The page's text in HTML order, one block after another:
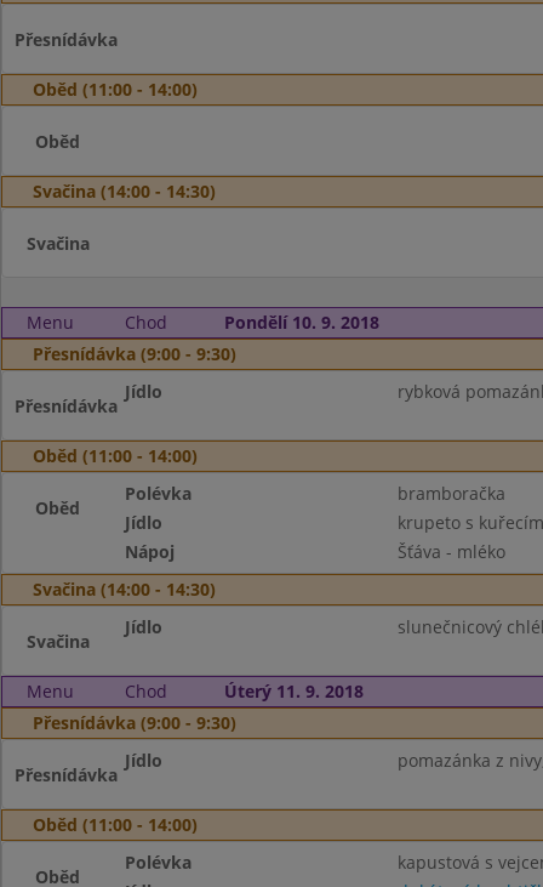
Přesnídávka
Oběd (11:00 - 14:00)
Oběd
Svačina (14:00 - 14:30)
Svačina
Menu Chod
Pondělí 10. 9. 2018
Přesnídávka (9:00 - 9:30)
Přesnídávka
Jídlo rybková
Oběd (11:00 - 14:00)
Oběd
Polévka
bramboračka
Jídlo
krupeto s
Nápoj
Šťáva - mléko
Svačina (14:00 - 14:30)
Svačina
Jídlo slunečnicový
Menu Chod
Úterý 11. 9. 2018
Přesnídávka (9:00 - 9:30)
Přesnídávka
Jídlo pomazánka z
Oběd (11:00 - 14:00)
Oběd
Polévka
kapustová s